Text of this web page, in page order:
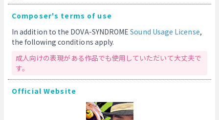
Composer's terms of use
In addition to the DOVA-SYNDROMESound Usage License,
the following conditions apply.
成人向けの表現がある作品でも使用していただいて大丈夫で
す。
Official Website